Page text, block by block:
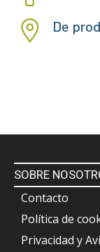
De
SOBRE
Contacto
Política de
Privacidad y